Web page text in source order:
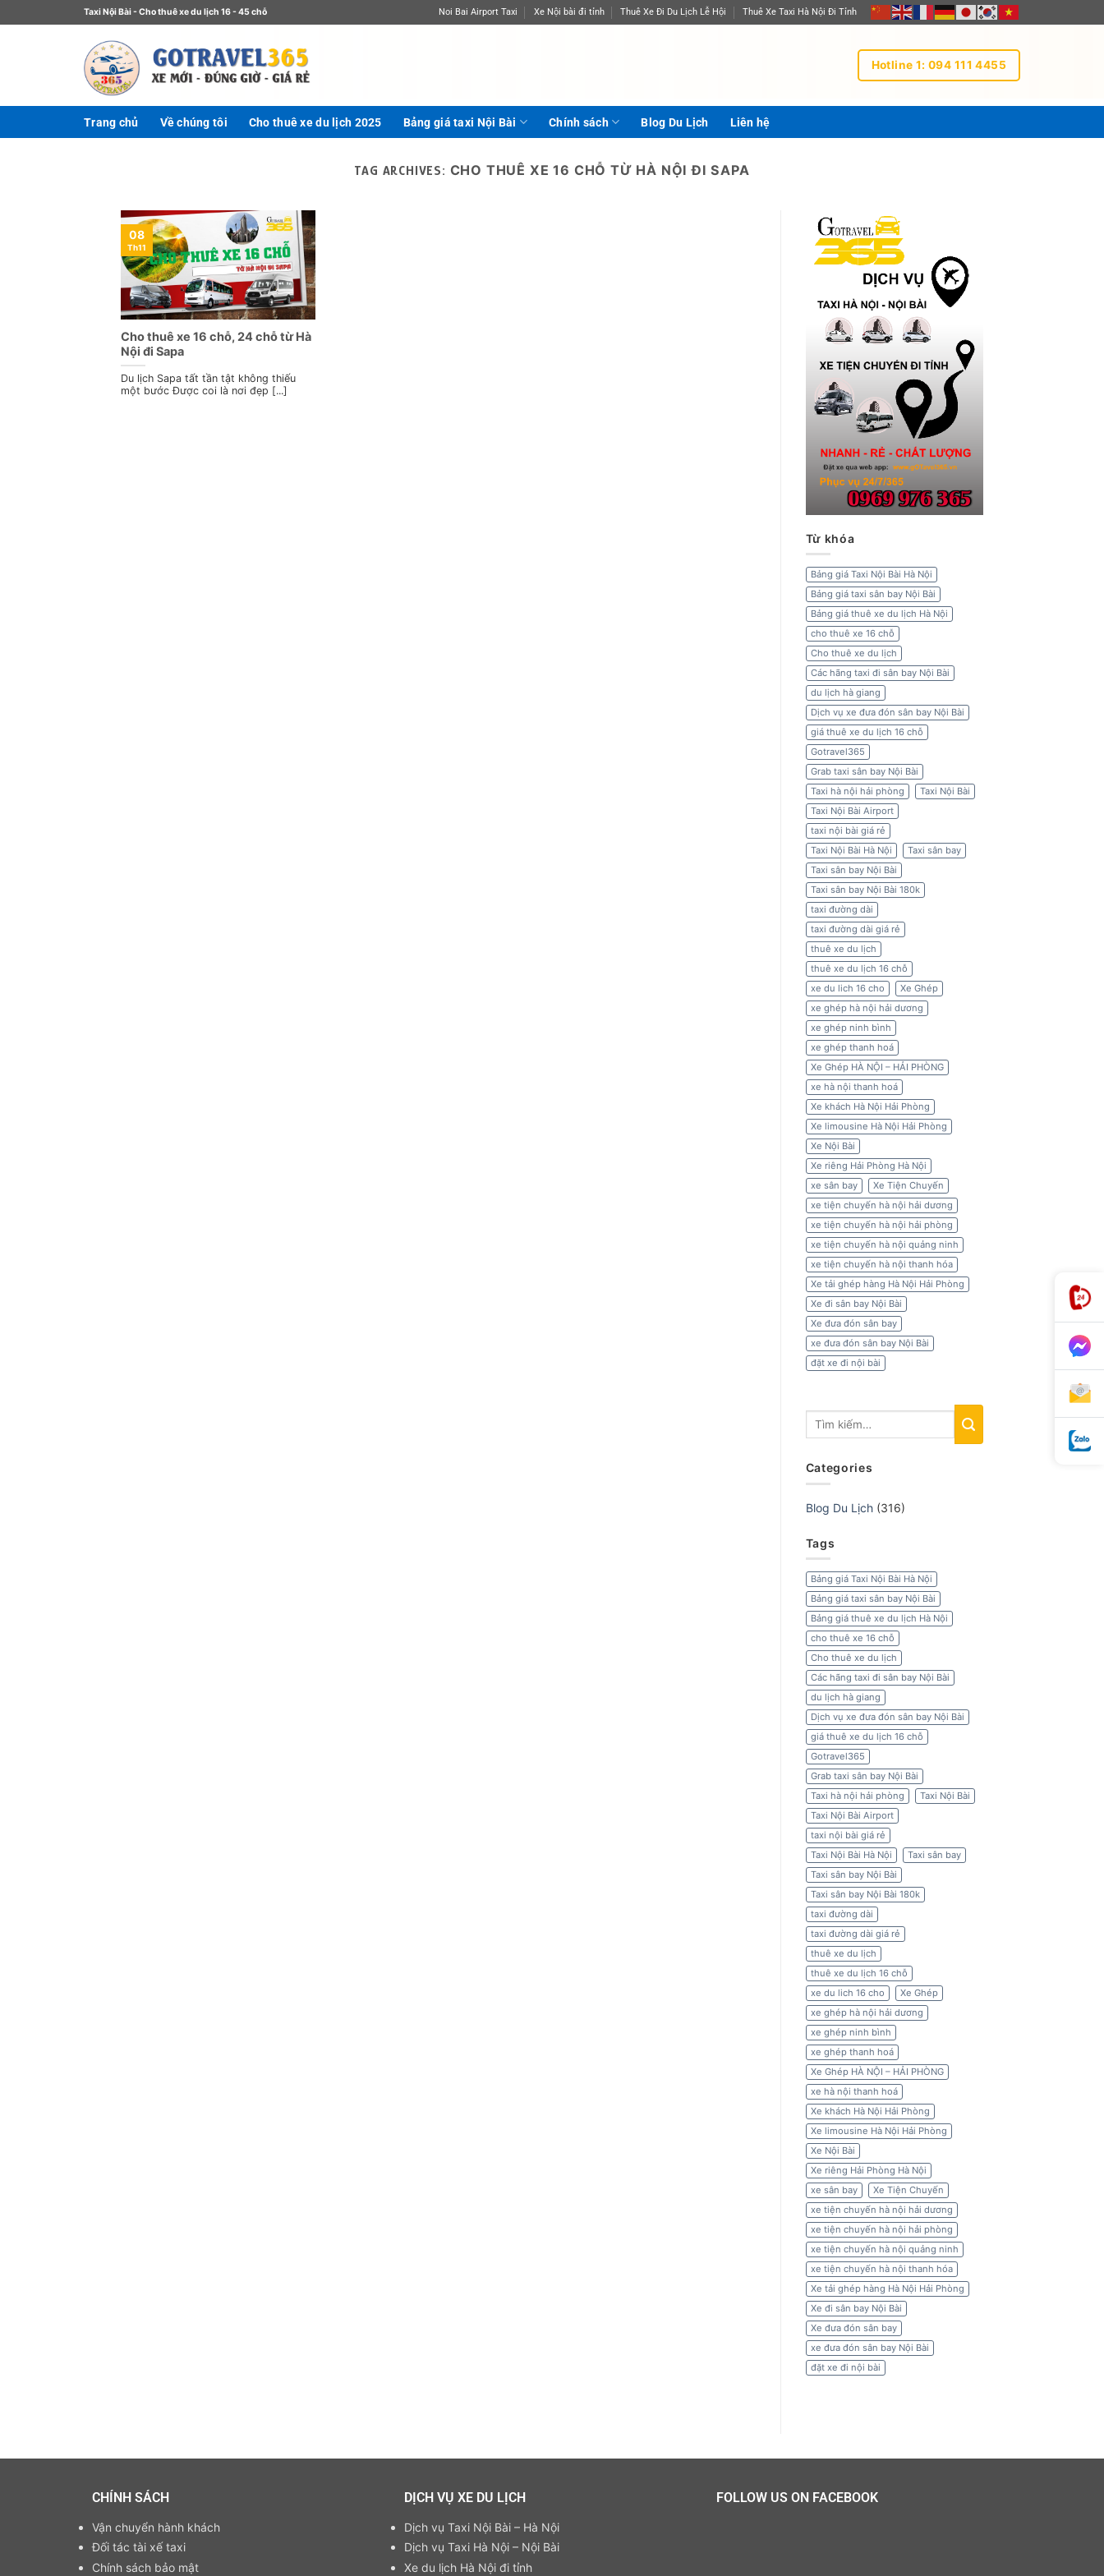
Taxi Nội Bài - Cho thuê xe du lịch 16 - 45 chỗ Noi Bai Airport Taxi Xe Nội bài đi tỉnh Thuê Xe Đi Du Lịch Lễ Hội Thuê Xe Taxi Hà Nội Đi Tỉnh
Hotline 1: 094 111 4455
Trang chủ Về chúng tôi Cho thuê xe du lịch 2025 Bảng giá taxi Nội Bài Chính sách Blog Du Lịch Liên hệ
TAG ARCHIVES: CHO THUÊ XE 16 CHỖ TỪ HÀ NỘI ĐI SAPA
Cho thuê xe 16 chỗ, 24 chỗ từ Hà
Nội đi Sapa
Du lịch Sapa tất tần tật không thiếu
một bước Được coi là nơi đẹp [...]
08
Th11
Từ khóa
Bảng giá Taxi Nội Bài Hà Nội
Bảng giá taxi sân bay Nội Bài
Bảng giá thuê xe du lịch Hà Nội
cho thuê xe 16 chỗ
Cho thuê xe du lịch
Các hãng taxi đi sân bay Nội Bài
du lịch hà giang
Dịch vụ xe đưa đón sân bay Nội Bài
giá thuê xe du lịch 16 chỗ
Gotravel365
Grab taxi sân bay Nội Bài
Taxi hà nội hải phòng
Taxi Nội Bài
Taxi Nội Bài Airport
taxi nội bài giá rẻ
Taxi Nội Bài Hà Nội
Taxi sân bay
Taxi sân bay Nội Bài
Taxi sân bay Nội Bài 180k
taxi đường dài
taxi đường dài giá rẻ
thuê xe du lịch
thuê xe du lịch 16 chỗ
xe du lich 16 cho
Xe Ghép
xe ghép hà nội hải dương
xe ghép ninh bình
xe ghép thanh hoá
Xe Ghép HÀ NỘI – HẢI PHÒNG
xe hà nội thanh hoá
Xe khách Hà Nội Hải Phòng
Xe limousine Hà Nội Hải Phòng
Xe Nội Bài
Xe riêng Hải Phòng Hà Nội
xe sân bay
Xe Tiện Chuyến
xe tiện chuyến hà nội hải dương
xe tiện chuyến hà nội hải phòng
xe tiện chuyến hà nội quảng ninh
xe tiện chuyến hà nội thanh hóa
Xe tải ghép hàng Hà Nội Hải Phòng
Xe đi sân bay Nội Bài
Xe đưa đón sân bay
xe đưa đón sân bay Nội Bài
đặt xe đi nội bài
Categories
Blog Du Lịch(316)
Tags
Bảng giá Taxi Nội Bài Hà Nội
Bảng giá taxi sân bay Nội Bài
Bảng giá thuê xe du lịch Hà Nội
cho thuê xe 16 chỗ
Cho thuê xe du lịch
Các hãng taxi đi sân bay Nội Bài
du lịch hà giang
Dịch vụ xe đưa đón sân bay Nội Bài
giá thuê xe du lịch 16 chỗ
Gotravel365
Grab taxi sân bay Nội Bài
Taxi hà nội hải phòng
Taxi Nội Bài
Taxi Nội Bài Airport
taxi nội bài giá rẻ
Taxi Nội Bài Hà Nội
Taxi sân bay
Taxi sân bay Nội Bài
Taxi sân bay Nội Bài 180k
taxi đường dài
taxi đường dài giá rẻ
thuê xe du lịch
thuê xe du lịch 16 chỗ
xe du lich 16 cho
Xe Ghép
xe ghép hà nội hải dương
xe ghép ninh bình
xe ghép thanh hoá
Xe Ghép HÀ NỘI – HẢI PHÒNG
xe hà nội thanh hoá
Xe khách Hà Nội Hải Phòng
Xe limousine Hà Nội Hải Phòng
Xe Nội Bài
Xe riêng Hải Phòng Hà Nội
xe sân bay
Xe Tiện Chuyến
xe tiện chuyến hà nội hải dương
xe tiện chuyến hà nội hải phòng
xe tiện chuyến hà nội quảng ninh
xe tiện chuyến hà nội thanh hóa
Xe tải ghép hàng Hà Nội Hải Phòng
Xe đi sân bay Nội Bài
Xe đưa đón sân bay
xe đưa đón sân bay Nội Bài
đặt xe đi nội bài
CHÍNH SÁCH
Vận chuyển hành khách
Đối tác tài xế taxi
Chính sách bảo mật
DỊCH VỤ XE DU LỊCH
Dịch vụ Taxi Nội Bài – Hà Nội
Dịch vụ Taxi Hà Nội – Nội Bài
Xe du lịch Hà Nội đi tỉnh
FOLLOW US ON FACEBOOK